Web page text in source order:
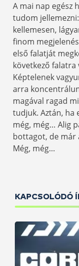
A mai nap egész
tudom
kellemesen,
finom
első falatját
következő falatra
Képtelenek
arra
magával ragad
tudjuk. Aztán, ha
még, még… Alig
bottagot, de már
Még, még…
KAPCSOLÓDÓ